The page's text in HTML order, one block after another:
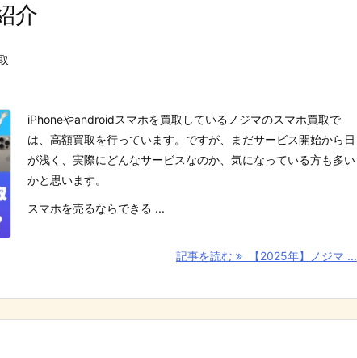
介
iPhoneやandroidスマホを買取しているノジマのスマホ買取で
は、高額買取を行っています。ですが、まだサービス開始から日
が浅く、実際にどんなサービスなのか、気になっている方も多い
かと思います。
スマホを売るならできる ...
記事を読む 【2025年】ノジマ ...